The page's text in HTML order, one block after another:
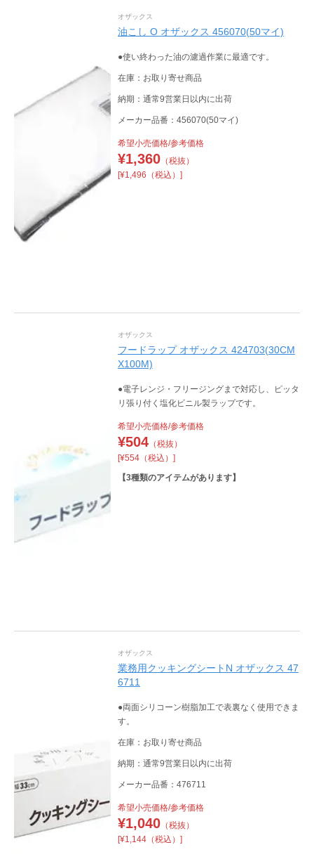
オザックス
油こし O オザックス 456070(50マイ)
●使い終わった油の濾過作業に最適です。
在庫：お取り寄せ商品
納期：通常9営業日以内に出荷
メーカー品番：456070(50マイ)
希望小売価格/参考価格
¥1,360（税抜）
[¥1,496（税込）]
オザックス
フードラップ オザックス 424703(30CM
X100M)
●電子レンジ・フリージングまで対応し、ピッタ
リ張り付く塩化ビニル製ラップです。
希望小売価格/参考価格
¥504（税抜）
[¥554（税込）]
【3種類のアイテムがあります】
オザックス
業務用クッキングシートN オザックス 47
6711
●両面シリコーン樹脂加工で表裏なく使用できま
す。
在庫：お取り寄せ商品
納期：通常9営業日以内に出荷
メーカー品番：476711
希望小売価格/参考価格
¥1,040（税抜）
[¥1,144（税込）]